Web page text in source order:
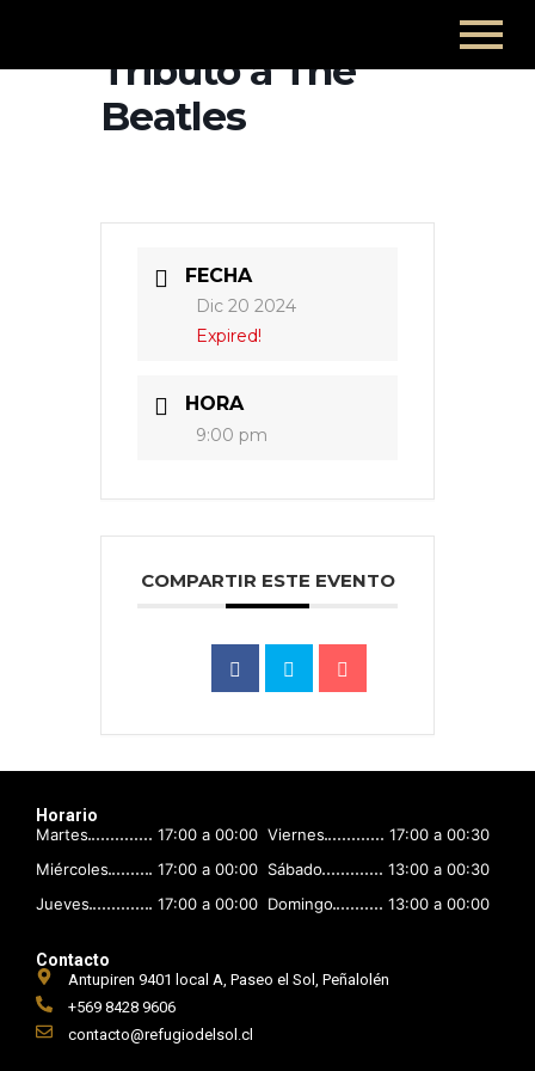
Tributo a The
Beatles
FECHA
Dic 20 2024
Expired!
HORA
9:00 pm
COMPARTIR ESTE EVENTO
Horario
Martes
17:00 a 00:00
Miércoles
17:00 a 00:00
Jueves
17:00 a 00:00
Viernes
17:00 a 00:30
Sábado
13:00 a 00:30
Domingo
13:00 a 00:00
Contacto
Antupiren 9401 local A, Paseo el Sol, Peñalolén
+569 8428 9606
contacto@refugiodelsol.cl